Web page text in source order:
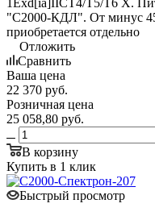
"С2000-КДЛ". От минус
приобретается отдельно
Отложить
Сравнить
Ваша цена
22 370 руб.
Розничная цена
25 058,80 руб.
В корзину
Купить в 1 клик
Быстрый просмотр